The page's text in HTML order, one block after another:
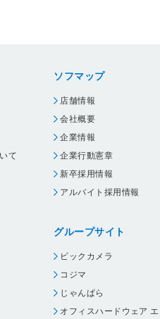
て
ソフマップ
店舗情報
会社概要
企業情報
企業行動憲章
新卒採用情報
アルバイト採用情報
グループサイト
ビックカメラ
コジマ
じゃんぱら
オフィスハードウェア